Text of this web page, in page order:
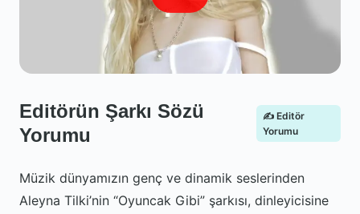
Editörün Şarkı Sözü
Yorumu
✍️ Editör
Yorumu
Müzik dünyamızın genç ve dinamik seslerinden
Aleyna Tilki’nin “Oyuncak Gibi” şarkısı, dinleyicisine